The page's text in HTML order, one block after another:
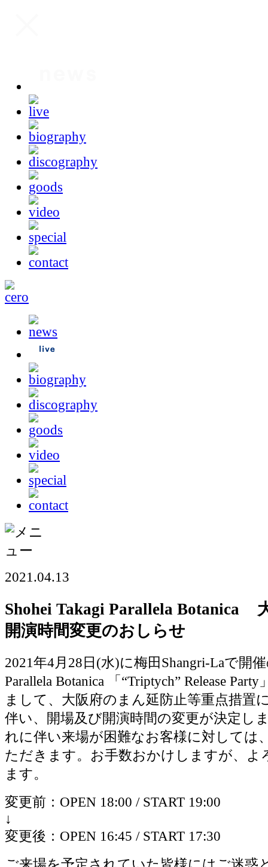
2021.04.13
Shohei Takagi Parallela Botanica
開演時間変更のおしらせ
2021年4月28日(水)に梅田Shangri-Laで開催
Parallela Botanica 「“Triptych” Release
まして、大阪府のまん延防止等重点措置
伴い、開場及び開演時間の変更が決定し
れに伴い来場が困難なお客様に対しては
ただきます。お手数おかけしますが、よ
ます。
変更前：OPEN 18:00 / START 19:00
↓
変更後：OPEN 16:45 / START 17:30